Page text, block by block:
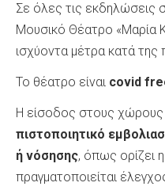
Σε όλες τις εκδηλώσεις
Μουσικό Θέατρο «Μαρία
ισχύοντα μέτρα κατά της
Το θέατρο είναι covid
Η είσοδος στους
πιστοποιητικό
ή νόσησης, όπως ορίζει
πραγματοποιείται